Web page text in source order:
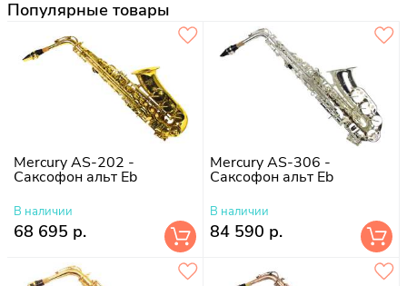
Популярные товары
Mercury AS-202 -
Саксофон альт Eb
В наличии
68 695 р.
Mercury AS-306 -
Саксофон альт Eb
В наличии
84 590 р.